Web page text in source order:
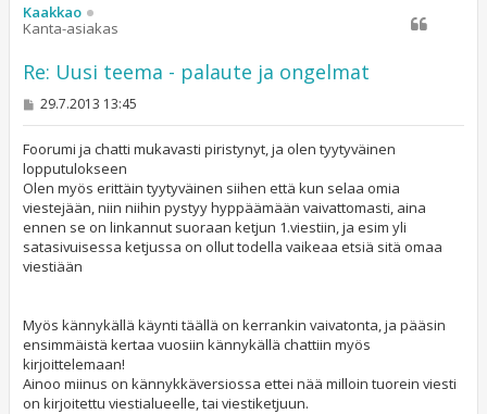
Kaakkao
Kanta-asiakas
Re: Uusi teema - palaute ja ongelmat
V
s
t
i
29.7.2013 13:45
Foorumi ja chatti mukavasti piristynyt, ja olen tyytyväinen
lopputulokseen
Olen myös erittäin tyytyväinen siihen että kun selaa omia
viestejään, niin niihin pystyy hyppäämään vaivattomasti, aina
ennen se on linkannut suoraan ketjun 1.viestiin, ja esim yli
satasivuisessa ketjussa on ollut todella vaikeaa etsiä sitä omaa
viestiään
Myös kännykällä käynti täällä on kerrankin vaivatonta, ja pääsin
ensimmäistä kertaa vuosiin kännykällä chattiin myös
kirjoittelemaan!
Ainoo miinus on kännykkäversiossa ettei nää milloin tuorein viesti
on kirjoitettu viestialueelle, tai viestiketjuun.